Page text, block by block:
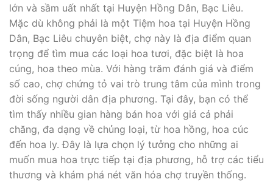
lớn và sầm uất nhất tại Huyện Hồng Dân, Bạc Liêu.
Mặc dù không phải là một Tiệm hoa tại Huyện Hồng
Dân, Bạc Liêu chuyên biệt, chợ này là địa điểm quan
trọng để tìm mua các loại hoa tươi, đặc biệt là hoa
cúng, hoa theo mùa. Với hàng trăm đánh giá và điểm
số cao, chợ chứng tỏ vai trò trung tâm của mình trong
đời sống người dân địa phương. Tại đây, bạn có thể
tìm thấy nhiều gian hàng bán hoa với giá cả phải
chăng, đa dạng về chủng loại, từ hoa hồng, hoa cúc
đến hoa ly. Đây là lựa chọn lý tưởng cho những ai
muốn mua hoa trực tiếp tại địa phương, hỗ trợ các tiểu
thương và khám phá nét văn hóa chợ truyền thống.